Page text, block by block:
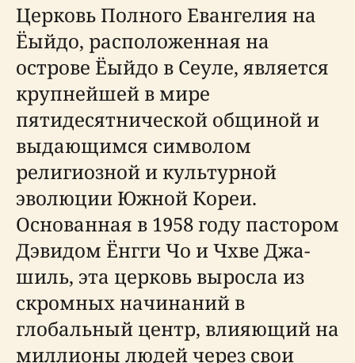
Церковь Полного Евангелия на
Ёыйдо, расположенная на
острове Ёыйдо в Сеуле, является
крупнейшей в мире
пятидесятнической общиной и
выдающимся символом
религиозной и культурной
эволюции Южной Кореи.
Основанная в 1958 году пастором
Дэвидом Ёнгги Чо и Чхве Джа-
шиль, эта церковь выросла из
скромных начинаний в
глобальный центр, влияющий на
миллионы людей через свои